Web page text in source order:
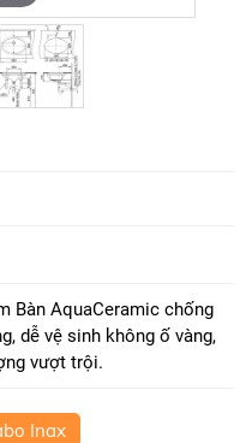
Bàn AquaCeramic chống
dễ vệ sinh không ố vàng,
vượt trội.
Inax